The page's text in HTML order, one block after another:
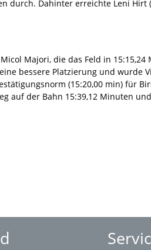
durch. Dahinter erreichte Leni Hirt
Majori, die das Feld in
bessere Platzierung und wurde
(15:20,00 min) für
auf der Bahn 15:39,12 Minuten